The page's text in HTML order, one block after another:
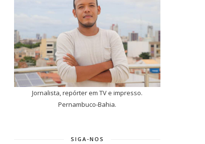
Jornalista, repórter em TV e impresso.
Pernambuco-Bahia.
SIGA-NOS